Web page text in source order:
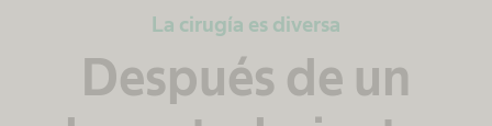
La cirugía es diversa
Después de un